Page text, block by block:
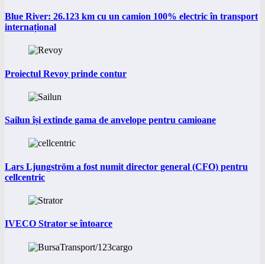
Blue River: 26.123 km cu un camion 100% electric în transport
internațional
Proiectul Revoy prinde contur
Sailun își extinde gama de anvelope pentru camioane
Lars Ljungström a fost numit director general (CFO) pentru
cellcentric
IVECO Strator se întoarce